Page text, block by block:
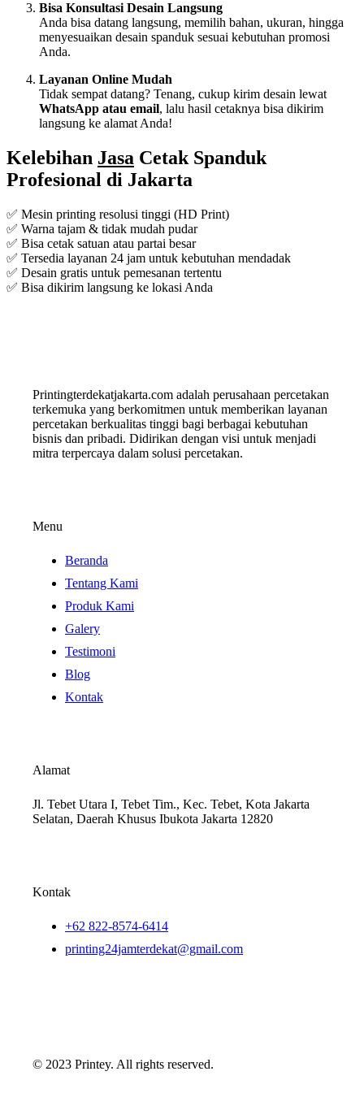
Bisa Konsultasi Desain Langsung
Anda bisa datang langsung, memilih bahan, ukuran, hingga
menyesuaikan desain spanduk sesuai kebutuhan promosi
Anda.
Layanan Online Mudah
Tidak sempat datang? Tenang, cukup kirim desain lewat
WhatsApp atau email, lalu hasil cetaknya bisa dikirim
langsung ke alamat Anda!
Kelebihan Jasa Cetak Spanduk
Profesional di Jakarta
✅ Mesin printing resolusi tinggi (HD Print)
✅ Warna tajam & tidak mudah pudar
✅ Bisa cetak satuan atau partai besar
✅ Tersedia layanan 24 jam untuk kebutuhan mendadak
✅ Desain gratis untuk pemesanan tertentu
✅ Bisa dikirim langsung ke lokasi Anda
Printingterdekatjakarta.com adalah perusahaan percetakan
terkemuka yang berkomitmen untuk memberikan layanan
percetakan berkualitas tinggi bagi berbagai kebutuhan
bisnis dan pribadi. Didirikan dengan visi untuk menjadi
mitra terpercaya dalam solusi percetakan.
Menu
Beranda
Tentang Kami
Produk Kami
Galery
Testimoni
Blog
Kontak
Alamat
Jl. Tebet Utara I, Tebet Tim., Kec. Tebet, Kota Jakarta
Selatan, Daerah Khusus Ibukota Jakarta 12820
Kontak
+62 822-8574-6414
printing24jamterdekat@gmail.com
© 2023 Printey. All rights reserved.